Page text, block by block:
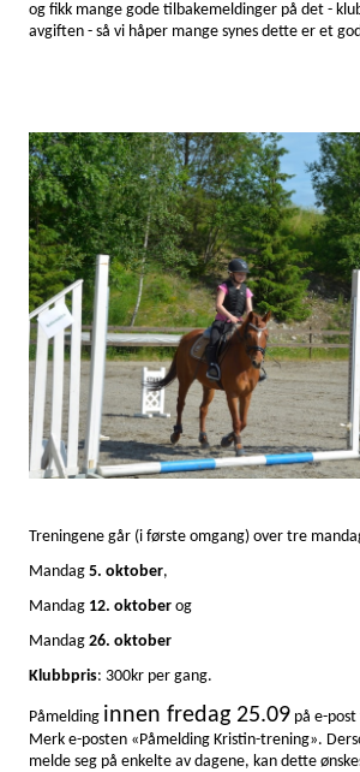
og fikk mange gode tilbakemeldinger på det -
avgiften - så vi håper mange synes dette er et
Treningene går (i første omgang) over tre
Mandag 5. oktober,
Mandag 12. oktober og
Mandag 26. oktober
Klubbpris: 300kr per gang.
Påmelding innen fredag 25.09 på e-
Merk e-posten «Påmelding Kristin-trening».
melde seg på enkelte av dagene, kan dette